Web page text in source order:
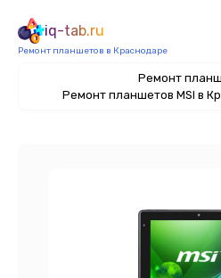
iq-tab.ru
Ремонт планшетов в Краснодаре
Ремонт
Ремонт планшетов MSI в